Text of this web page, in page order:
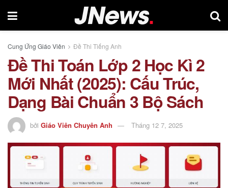
Cung Ứng Giáo Viên Đề Thi Tiếng Anh
Đề Thi Toán Lớp 2 Học Kì 2
Mới Nhất (2025): Cấu Trúc,
Dạng Bài Chuẩn 3 Bộ Sách
bởi Giáo Viên Chuyên Anh Tháng 12 7, 2025